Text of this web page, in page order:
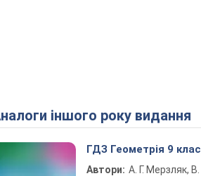
Аналоги іншого року видання
ГДЗ Геометрія 9 клас
Автори: А. Г. Мерзляк, В.